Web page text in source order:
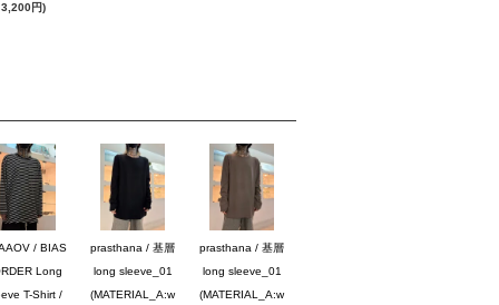
3,200円)
/ BIAS
Long
T-Shirt /
prasthana / 基層
long sleeve_01
(MATERIAL_A:w
prasthana / 基層
long sleeve_01
(MATERIAL_A:w